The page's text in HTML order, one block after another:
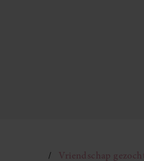
Vriendschap